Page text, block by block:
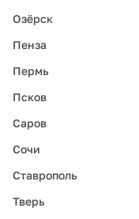
Озёрск
Пенза
Пермь
Псков
Саров
Сочи
Ставрополь
Тверь